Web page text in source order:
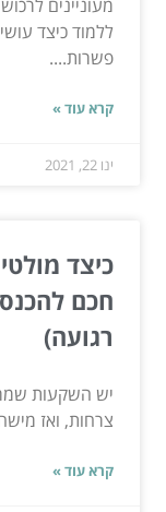
מעוניינים
ללמוד כיצד
פשרות....
קרא עוד »
ינו 22, 2021
כיצד
חכם
רגועה)
יש השקעות
צרחות, ואז
קרא עוד »